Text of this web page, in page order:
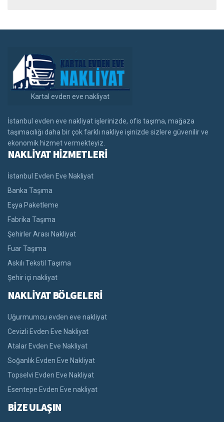
Kartal evden eve nakliyat
İstanbul evden eve nakliyat işlerinizde, ofis taşıma, mağaza
taşımacılığı daha bir çok farklı nakliye işinizde sizlere güvenilir ve
ekonomik hizmet vermekteyiz.
NAKLİYAT HİZMETLERİ
İstanbul Evden Eve Nakliyat
Banka Taşıma
Eşya Paketleme
Fabrika Taşıma
Şehirler Arası Nakliyat
Fuar Taşıma
Askılı Tekstil Taşıma
Şehir içi nakliyat
NAKLİYAT BÖLGELERİ
Uğurmumcu evden eve nakliyat
Cevizli Evden Eve Nakliyat
Atalar Evden Eve Nakliyat
Soğanlık Evden Eve Nakliyat
Topselvi Evden Eve Nakliyat
Esentepe Evden Eve nakliyat
BİZE ULAŞIN